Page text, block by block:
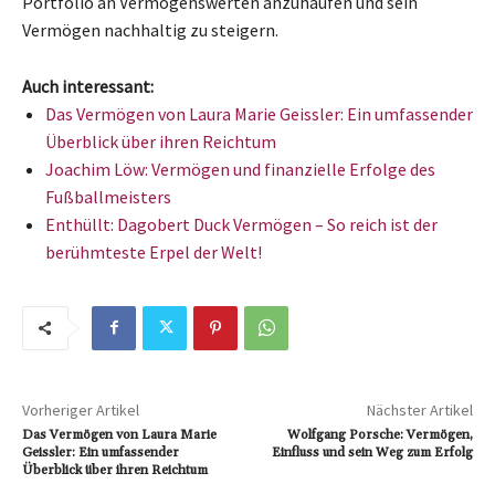
Vermögen nachhaltig zu steigern.
Auch interessant:
Das Vermögen von Laura Marie Geissler: Ein umfassender
Überblick über ihren Reichtum
Joachim Löw: Vermögen und finanzielle Erfolge des
Fußballmeisters
Enthüllt: Dagobert Duck Vermögen – So reich ist der
berühmteste Erpel der Welt!
Vorheriger Artikel
Das Vermögen von Laura Marie
Geissler: Ein umfassender
Überblick über ihren Reichtum
Nächster Artikel
Wolfgang Porsche: Vermögen,
Einfluss und sein Weg zum Erfolg